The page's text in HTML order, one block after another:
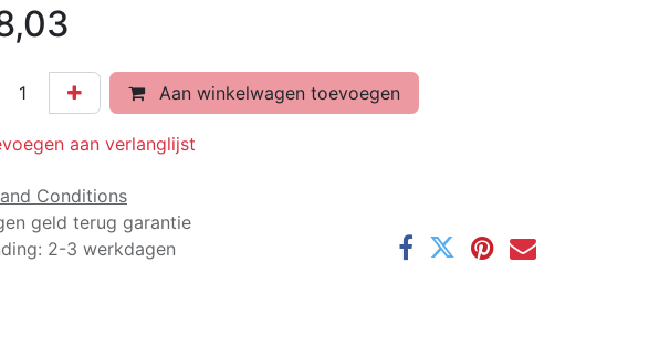
Aan winkelwagen toevoegen
aan verlanglijst
Conditions
geld terug garantie
2-3 werkdagen